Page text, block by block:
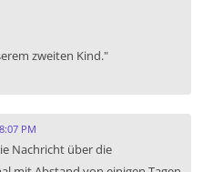
zweiten Kind."
PM
Nachricht über die